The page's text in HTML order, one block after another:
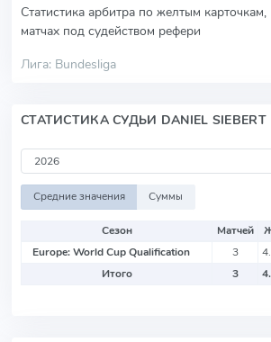
Статистика арбитра по желтым
матчах под судейством рефери
Лига: Bundesliga
СТАТИСТИКА СУДЬИ DANIEL
Средние значения Суммы
Сезон Матчей
Europe: World Cup Qualification
3
Итого
3